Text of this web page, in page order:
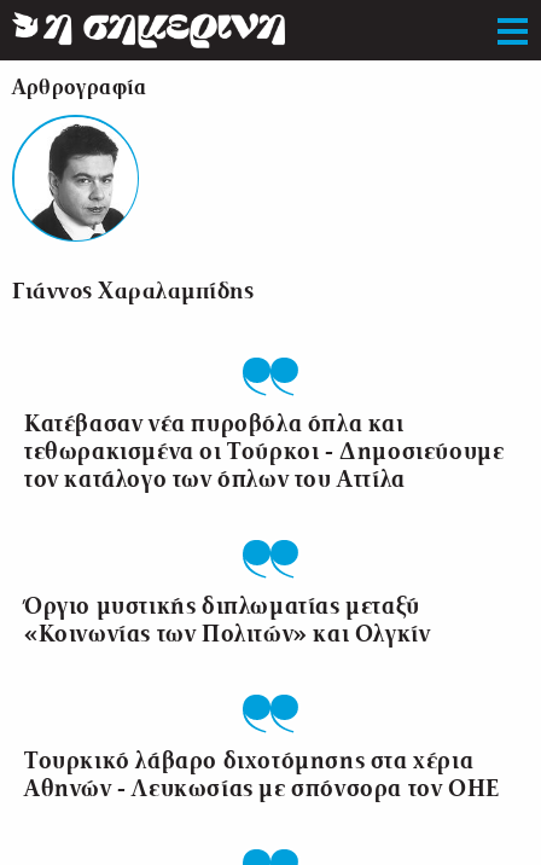
Αρθρογραφία
Γιάννος Χαραλαμπίδης
Κατέβασαν νέα πυροβόλα όπλα και
τεθωρακισμένα οι Τούρκοι - Δημοσιεύουμε
τον κατάλογο των όπλων του Αττίλα
Όργιο μυστικής διπλωματίας μεταξύ
«Κοινωνίας των Πολιτών» και Ολγκίν
Τουρκικό λάβαρο διχοτόμησης στα χέρια
Αθηνών - Λευκωσίας με σπόνσορα τον ΟΗΕ